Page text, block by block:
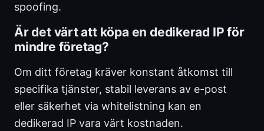
spoofing.
Är det värt att köpa en dedikerad IP för
mindre företag?
Om ditt företag kräver konstant åtkomst till
specifika tjänster, stabil leverans av e-post
eller säkerhet via whitelistning kan en
dedikerad IP vara värt kostnaden.